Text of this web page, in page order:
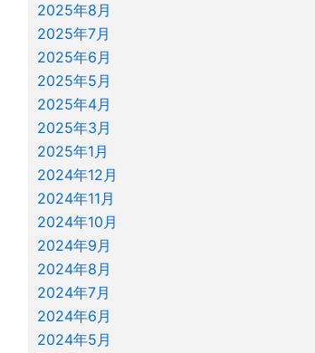
2025年8月
2025年7月
2025年6月
2025年5月
2025年4月
2025年3月
2025年1月
2024年12月
2024年11月
2024年10月
2024年9月
2024年8月
2024年7月
2024年6月
2024年5月